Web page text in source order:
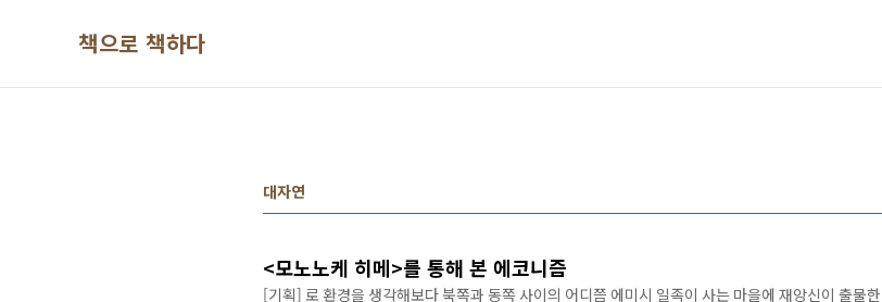
책으로 책하다
대자연
<모노노케 히메>를 통해 본 에코니즘
[기획] 로 환경을 생각해보다 북쪽과 동쪽 사이의 어디쯤 에미시 일족이 사는 마을에 재앙신이 출물한